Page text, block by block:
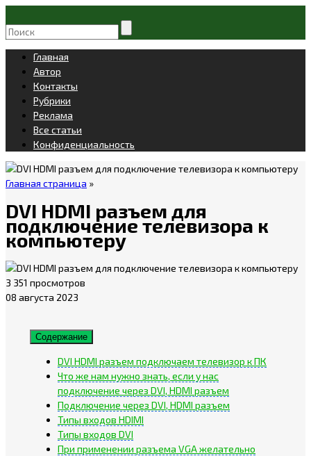
Главная
Автор
Контакты
Рубрики
Реклама
Все статьи
Конфиденциальность
Главная страница »
DVI HDMI разъем для
подключение телевизора к
компьютеру
3 351 просмотров
08 августа 2023
Содержание
DVI HDMI разъем подключаем телевизор к ПК
Что же нам нужно знать, если у нас
подключение через DVI, HDMI разъем
Подключение через DVI, HDMI разъем
Типы входов HDIMI
Типы входов DVI
При применении разъема VGA желательно